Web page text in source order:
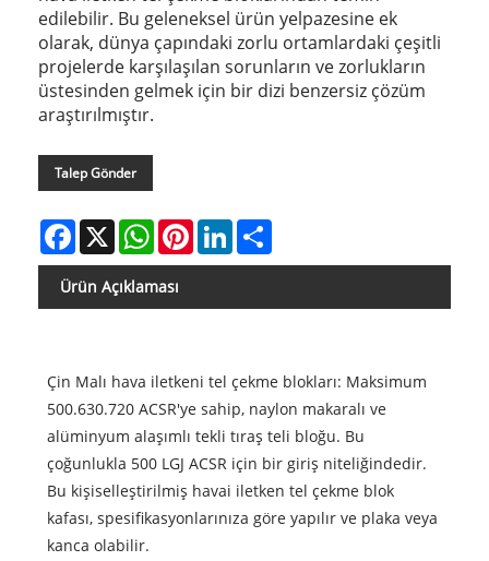
edilebilir. Bu geleneksel ürün yelpazesine ek
olarak, dünya çapındaki zorlu ortamlardaki çeşitli
projelerde karşılaşılan sorunların ve zorlukların
üstesinden gelmek için bir dizi benzersiz çözüm
araştırılmıştır.
Talep Gönder
Facebook
X WhatsAppPinterestLinkedIn
Ürün Açıklaması
Çin Malı hava iletkeni tel çekme blokları: Maksimum
500.630.720 ACSR'ye sahip, naylon makaralı ve
alüminyum alaşımlı tekli tıraş teli bloğu. Bu
çoğunlukla 500 LGJ ACSR için bir giriş niteliğindedir.
Bu kişiselleştirilmiş havai iletken tel çekme blok
kafası, spesifikasyonlarınıza göre yapılır ve plaka veya
kanca olabilir.